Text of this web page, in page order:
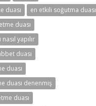
duası
en etkili soğutma duası
duası
yapılır
duası
duası
duası denenmiş
duası